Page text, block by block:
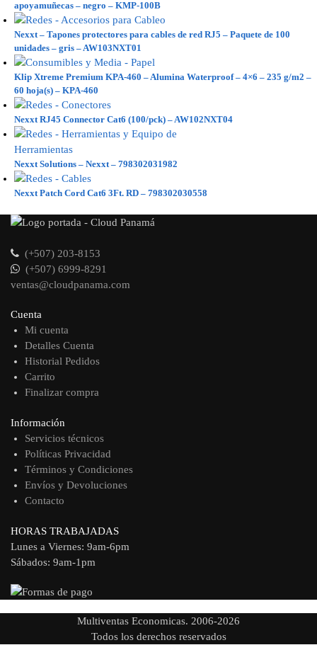
apoyamuñecas – negro – KMP-100B
Nexxt – Tapones protectores para cables de red RJ5 – Paquete de 100
unidades – gris – AW103NXT01
Klip Xtreme Premium KPA-460 – Alumina Waterproof – 4×6 – 235 g/m2 –
60 hoja(s) – KPA-460
Nexxt RJ45 Connector Cat6 (100/pck) – AW102NXT04
Nexxt Solutions – Nexxt – 798302031982
Nexxt Patch Cord Cat6 3Ft. RD – 798302030558
(+507) 203-8153
(+507) 6999-8291
ventas@cloudpanama.com
Cuenta
Mi cuenta
Detalles Cuenta
Historial Pedidos
Carrito
Finalizar compra
Información
Servicios técnicos
Políticas Privacidad
Términos y Condiciones
Envíos y Devoluciones
Contacto
HORAS TRABAJADAS
Lunes a Viernes: 9am-6pm
Sábados: 9am-1pm
Multiventas Economicas. 2006-2026
Todos los derechos reservados